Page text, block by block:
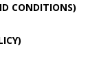
CONDITIONS)